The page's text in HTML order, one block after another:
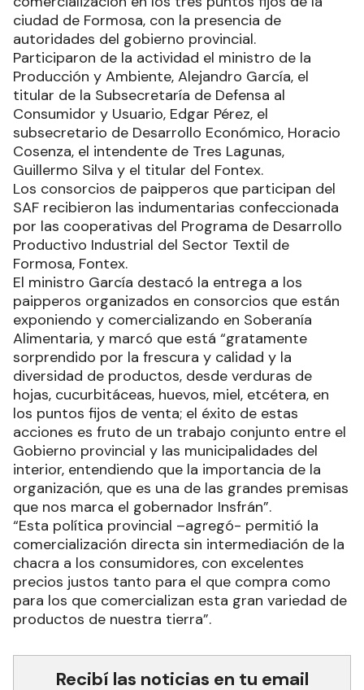
ciudad de Formosa, con la presencia de
autoridades del gobierno provincial.
Participaron de la actividad el ministro de la
Producción y Ambiente, Alejandro García, el
titular de la Subsecretaría de Defensa al
Consumidor y Usuario, Edgar Pérez, el
subsecretario de Desarrollo Económico, Horacio
Cosenza, el intendente de Tres Lagunas,
Guillermo Silva y el titular del Fontex.
Los consorcios de paipperos que participan del
SAF recibieron las indumentarias confeccionada
por las cooperativas del Programa de Desarrollo
Productivo Industrial del Sector Textil de
Formosa, Fontex.
El ministro García destacó la entrega a los
paipperos organizados en consorcios que están
exponiendo y comercializando en Soberanía
Alimentaria, y marcó que está “gratamente
sorprendido por la frescura y calidad y la
diversidad de productos, desde verduras de
hojas, cucurbitáceas, huevos, miel, etcétera, en
los puntos fijos de venta; el éxito de estas
acciones es fruto de un trabajo conjunto entre el
Gobierno provincial y las municipalidades del
interior, entendiendo que la importancia de la
organización, que es una de las grandes premisas
que nos marca el gobernador Insfrán”.
“Esta política provincial –agregó- permitió la
comercialización directa sin intermediación de la
chacra a los consumidores, con excelentes
precios justos tanto para el que compra como
para los que comercializan esta gran variedad de
productos de nuestra tierra”.
Recibí las noticias en tu email